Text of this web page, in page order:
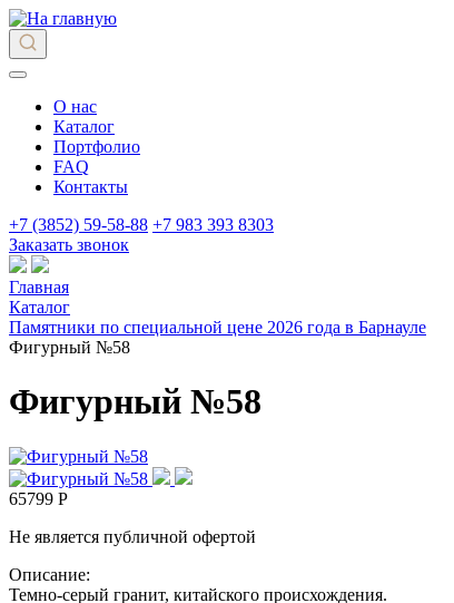
О нас
Каталог
Портфолио
FAQ
Контакты
+7 (3852) 59-58-88 +7 983 393 8303
Заказать звонок
Главная
Каталог
Памятники по специальной цене 2026 года в Барнауле
Фигурный №58
Фигурный №58
65799 Р
Не является публичной офертой
Описание:
Темно-серый гранит, китайского происхождения.